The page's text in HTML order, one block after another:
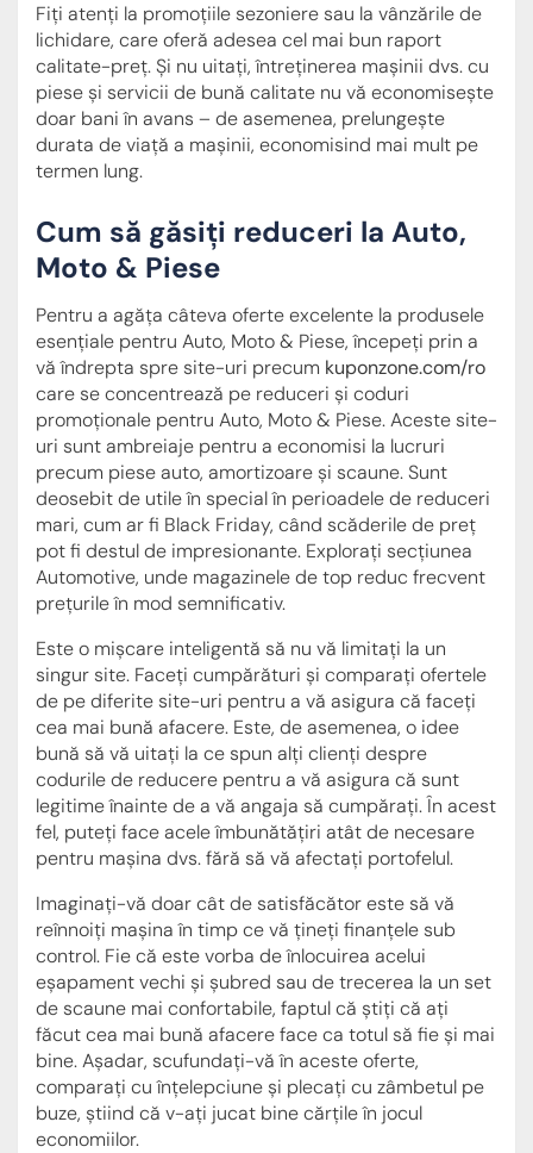
Fiți atenți la promoțiile sezoniere sau la vânzările de
lichidare, care oferă adesea cel mai bun raport
calitate-preț. Și nu uitați, întreținerea mașinii dvs. cu
piese și servicii de bună calitate nu vă economisește
doar bani în avans – de asemenea, prelungește
durata de viață a mașinii, economisind mai mult pe
termen lung.
Cum să găsiți reduceri la Auto,
Moto & Piese
Pentru a agăța câteva oferte excelente la produsele
esențiale pentru Auto, Moto & Piese, începeți prin a
vă îndrepta spre site-uri precum kuponzone.com/ro
care se concentrează pe reduceri și coduri
promoționale pentru Auto, Moto & Piese. Aceste site-
uri sunt ambreiaje pentru a economisi la lucruri
precum piese auto, amortizoare și scaune. Sunt
deosebit de utile în special în perioadele de reduceri
mari, cum ar fi Black Friday, când scăderile de preț
pot fi destul de impresionante. Explorați secțiunea
Automotive, unde magazinele de top reduc frecvent
prețurile în mod semnificativ.
Este o mișcare inteligentă să nu vă limitați la un
singur site. Faceți cumpărături și comparați ofertele
de pe diferite site-uri pentru a vă asigura că faceți
cea mai bună afacere. Este, de asemenea, o idee
bună să vă uitați la ce spun alți clienți despre
codurile de reducere pentru a vă asigura că sunt
legitime înainte de a vă angaja să cumpărați. În acest
fel, puteți face acele îmbunătățiri atât de necesare
pentru mașina dvs. fără să vă afectați portofelul.
Imaginați-vă doar cât de satisfăcător este să vă
reînnoiți mașina în timp ce vă țineți finanțele sub
control. Fie că este vorba de înlocuirea acelui
eșapament vechi și șubred sau de trecerea la un set
de scaune mai confortabile, faptul că știți că ați
făcut cea mai bună afacere face ca totul să fie și mai
bine. Așadar, scufundați-vă în aceste oferte,
comparați cu înțelepciune și plecați cu zâmbetul pe
buze, știind că v-ați jucat bine cărțile în jocul
economiilor.